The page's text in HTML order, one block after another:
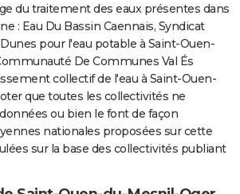
du traitement des eaux présentes dans
: Eau Du Bassin Caennais, Syndicat
pour l'eau potable à Saint-Ouen-
De Communes Val És
collectif de l'eau à Saint-Ouen-
que toutes les collectivités ne
ou bien le font de façon
nationales proposées sur cette
sur la base des collectivités publiant